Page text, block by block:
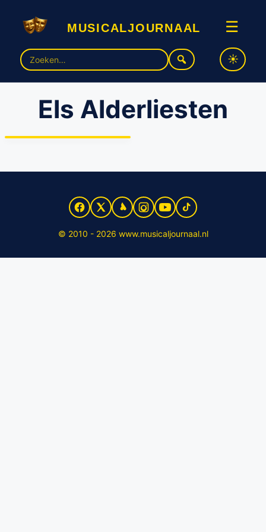
musicaljournaal ☰
Zoek
naar:
Els Alderliesten
Verslagenheid na
overlijden danseressen
Sanne Gresnigt en Els
© 2010 - 2026 www.musicaljournaal.nl